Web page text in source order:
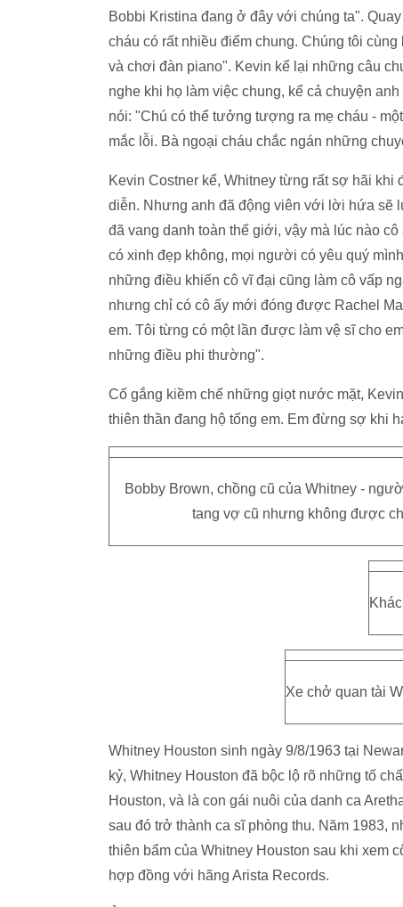
Bobbi Kristina đang ở đây với chúng ta".
cháu có rất nhiều điểm chung. Chúng tôi
và chơi đàn piano". Kevin kể lại những câu
nghe khi họ làm việc chung, kể cả chuyện
nói: "Chú có thể tưởng tượng ra mẹ cháu -
mắc lỗi. Bà ngoại cháu chắc ngán những
Kevin Costner kể, Whitney từng rất sợ hãi khi
diễn. Nhưng anh đã động viên với lời hứa sẽ
đã vang danh toàn thế giới, vậy mà lúc nào
có xinh đẹp không, mọi người có yêu quý
những điều khiến cô vĩ đại cũng làm cô vấp
nhưng chỉ có cô ấy mới đóng được Rachel
em. Tôi từng có một lần được làm vệ sĩ cho
những điều phi thường".
Cố gắng kiềm chế những giọt nước mặt,
thiên thần đang hộ tống em. Em đừng sợ khi
Bobby Brown, chồng cũ của Whitney -
tang vợ cũ nhưng không được
Xe chở quan tài
Whitney Houston sinh ngày 9/8/1963 tại
kỷ, Whitney Houston đã bộc lộ rõ những tố
Houston, và là con gái nuôi của danh ca
sau đó trở thành ca sĩ phòng thu. Năm 1983,
thiên bẩm của Whitney Houston sau khi xem
hợp đồng với hãng Arista Records.